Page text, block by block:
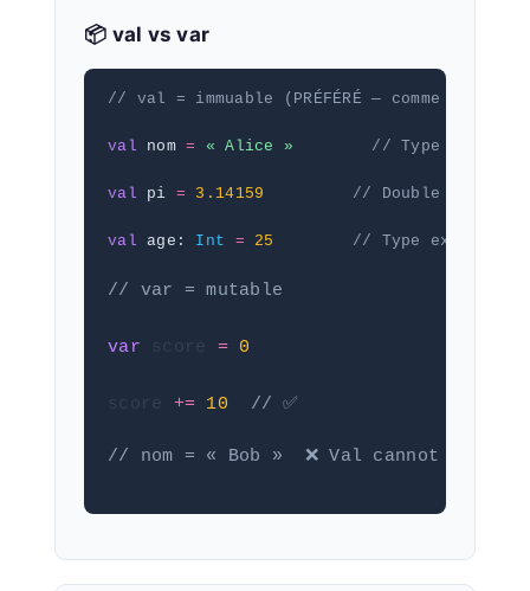
📦 val vs var
// val = immuable (PRÉFÉRÉ — comme let
val nom = « Alice » // Type inféré
val pi = 3.14159 // Double
val age: Int = 25 // Type explicite
// var = mutable
var score = 0
score += 10 // ✅
// nom = « Bob »  ❌ Val cannot be